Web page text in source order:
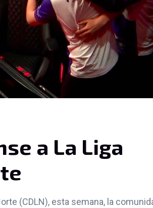
a La Liga
(CDLN), esta semana, la